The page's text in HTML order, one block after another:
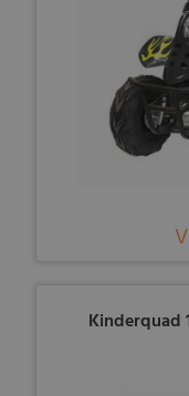
Kinderquad